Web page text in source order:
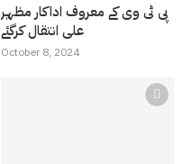
پی ٹی وی کے معروف اداکار مظہر
علی انتقال کرگئے
October 8, 2024